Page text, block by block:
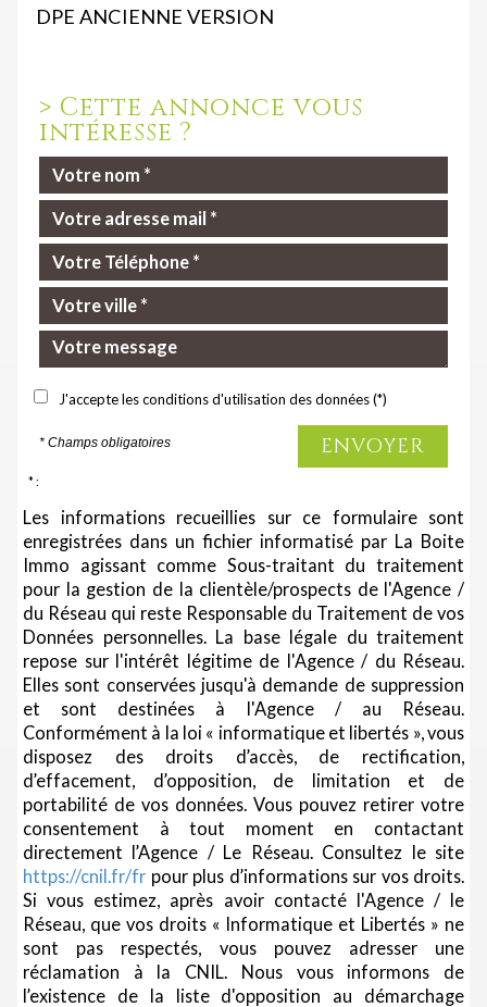
DPE ANCIENNE VERSION
> Cette annonce vous
intéresse ?
J'accepte les conditions d'utilisation des données (*)
* Champs obligatoires ENVOYER
* :
Les informations recueillies sur ce formulaire sont
enregistrées dans un fichier informatisé par La Boite
Immo agissant comme Sous-traitant du traitement
pour la gestion de la clientèle/prospects de l'Agence /
du Réseau qui reste Responsable du Traitement de vos
Données personnelles. La base légale du traitement
repose sur l'intérêt légitime de l'Agence / du Réseau.
Elles sont conservées jusqu'à demande de suppression
et sont destinées à l'Agence / au Réseau.
Conformément à la loi « informatique et libertés », vous
disposez des droits d’accès, de rectification,
d’effacement, d’opposition, de limitation et de
portabilité de vos données. Vous pouvez retirer votre
consentement à tout moment en contactant
directement l’Agence / Le Réseau. Consultez le site
https://cnil.fr/fr pour plus d’informations sur vos droits.
Si vous estimez, après avoir contacté l'Agence / le
Réseau, que vos droits « Informatique et Libertés » ne
sont pas respectés, vous pouvez adresser une
réclamation à la CNIL. Nous vous informons de
l’existence de la liste d'opposition au démarchage